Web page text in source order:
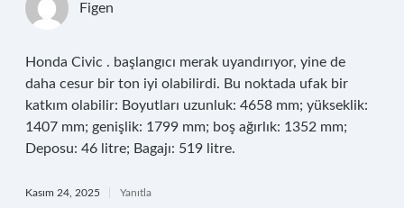
Figen
Honda Civic . başlangıcı merak uyandırıyor, yine de
daha cesur bir ton iyi olabilirdi. Bu noktada ufak bir
katkım olabilir: Boyutları uzunluk: 4658 mm; yükseklik:
1407 mm; genişlik: 1799 mm; boş ağırlık: 1352 mm;
Deposu: 46 litre; Bagajı: 519 litre.
Kasım 24, 2025 Yanıtla